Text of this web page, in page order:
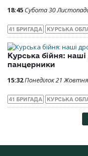
18:45 Субота 30
41 БРИГАДА КУРСЬКА
Курська бійня:
панцерники
15:32Понеділок 21
41 БРИГАДА КУРСЬКА